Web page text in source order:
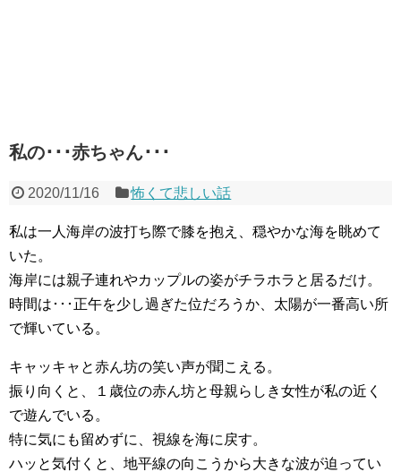
私の･･･赤ちゃん･･･
2020/11/16 怖くて悲しい話
私は一人海岸の波打ち際で膝を抱え、穏やかな海を眺めて
いた。
海岸には親子連れやカップルの姿がチラホラと居るだけ。
時間は･･･正午を少し過ぎた位だろうか、太陽が一番高い所
で輝いている。
キャッキャと赤ん坊の笑い声が聞こえる。
振り向くと、１歳位の赤ん坊と母親らしき女性が私の近く
で遊んでいる。
特に気にも留めずに、視線を海に戻す。
ハッと気付くと、地平線の向こうから大きな波が迫ってい